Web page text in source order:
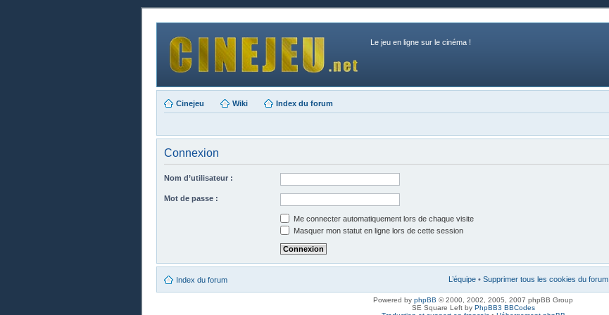
Le jeu en ligne sur le cinéma !
Cinejeu Wiki Index du forum
Connexion
Nom d’utilisateur :
Mot de passe :
Me connecter automatiquement lors de chaque visite
Masquer mon statut en ligne lors de cette session
Index du forum L’équipe • Supprimer tous les cookies du forum
Powered by phpBB © 2000, 2002, 2005, 2007 phpBB Group
SE Square Left by PhpBB3 BBCodes